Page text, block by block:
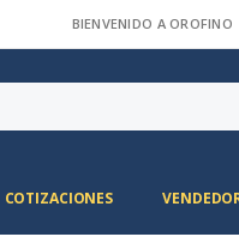
BIENVENIDO A OROFINO
COTIZACIONES